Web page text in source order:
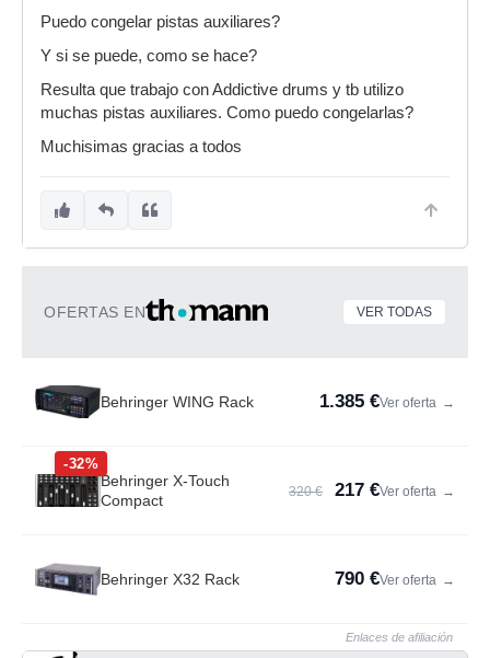
Puedo congelar pistas auxiliares?
Y si se puede, como se hace?
Resulta que trabajo con Addictive drums y tb utilizo
muchas pistas auxiliares. Como puedo congelarlas?
Muchisimas gracias a todos
OFERTAS EN VER TODAS
Behringer WING Rack 1.385 €Ver oferta →
-32%
Behringer X-Touch
Compact
320 € 217 €Ver oferta →
Behringer X32 Rack 790 €Ver oferta →
Enlaces de afiliación